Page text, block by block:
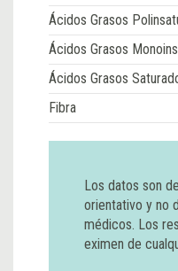
Ácidos Grasos
Ácidos Grasos
Ácidos Grasos
Fibra
Los datos son
orientativo y no
médicos. Los
eximen de